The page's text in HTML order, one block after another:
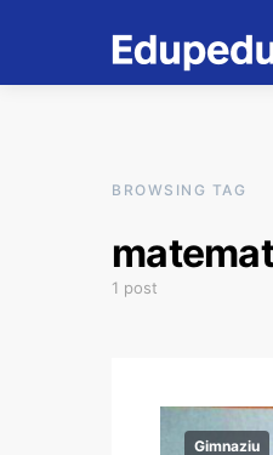
BROWSING TAG
1 post
Gimnaziu